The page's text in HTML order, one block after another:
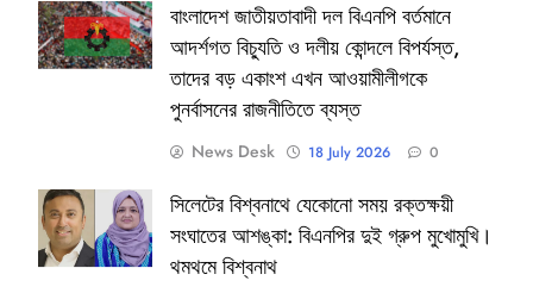
বাংলাদেশ জাতীয়তাবাদী দল বিএনপি বর্তমানে
আদর্শগত বিচ্যুতি ও দলীয় কোন্দলে বিপর্যস্ত,
তাদের বড় একাংশ এখন আওয়ামীলীগকে
পুনর্বাসনের রাজনীতিতে ব্যস্ত
News Desk 18 July 2026 0
সিলেটের বিশ্বনাথে যেকোনো সময় রক্তক্ষয়ী
সংঘাতের আশঙ্কা: বিএনপির দুই গ্রুপ মুখোমুখি।
থমথমে বিশ্বনাথ